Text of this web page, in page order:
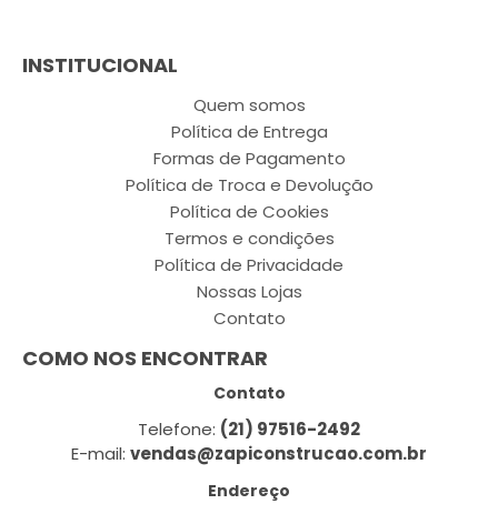
INSTITUCIONAL
Quem somos
Política de Entrega
Formas de Pagamento
Política de Troca e Devolução
Política de Cookies
Termos e condições
Política de Privacidade
Nossas Lojas
Contato
COMO NOS ENCONTRAR
Contato
Telefone: (21) 97516-2492
E-mail: vendas@zapiconstrucao.com.br
Endereço